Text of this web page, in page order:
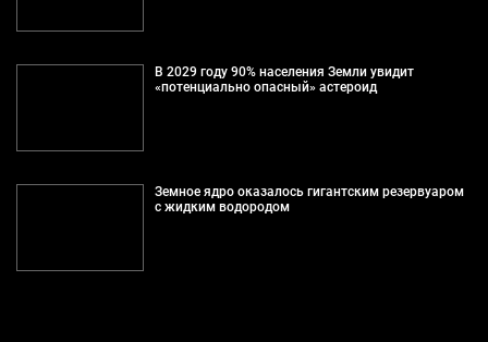
В 2029 году 90% населения Земли увидит
«потенциально опасный» астероид
Земное ядро оказалось гигантским резервуаром
с жидким водородом